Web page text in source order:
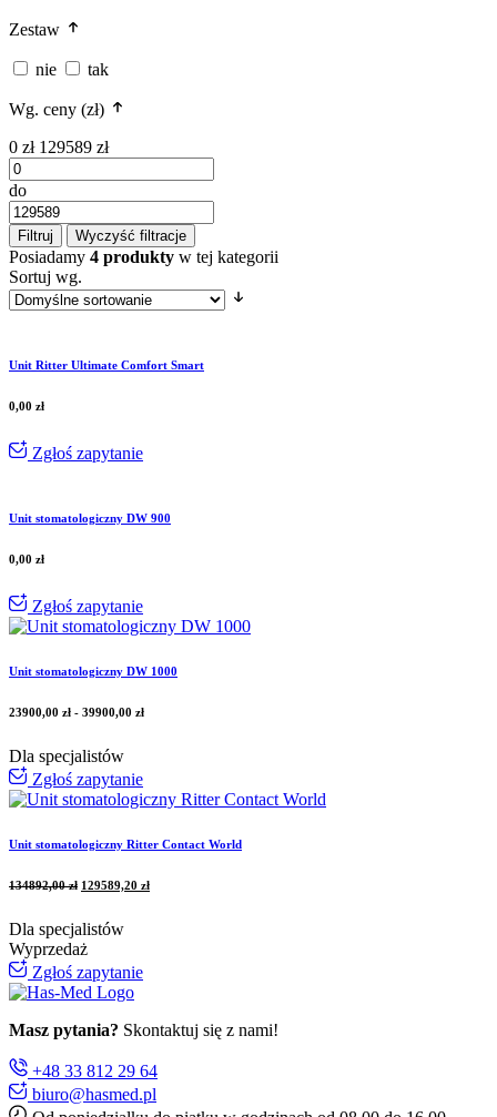
Zestaw
nie tak
Wg. ceny (zł)
0 zł 129589 zł
do
Filtruj Wyczyść filtracje
Posiadamy 4 produkty w tej kategorii
Sortuj wg.
Unit Ritter Ultimate Comfort Smart
0,00 zł
Zgłoś zapytanie
Unit stomatologiczny DW 900
0,00 zł
Zgłoś zapytanie
Unit stomatologiczny DW 1000
23900,00 zł - 39900,00 zł
Dla specjalistów
Zgłoś zapytanie
Unit stomatologiczny Ritter Contact World
134892,00zł 129589,20 zł
Dla specjalistów
Wyprzedaż
Zgłoś zapytanie
Masz pytania? Skontaktuj się z nami!
+48 33 812 29 64
biuro@hasmed.pl